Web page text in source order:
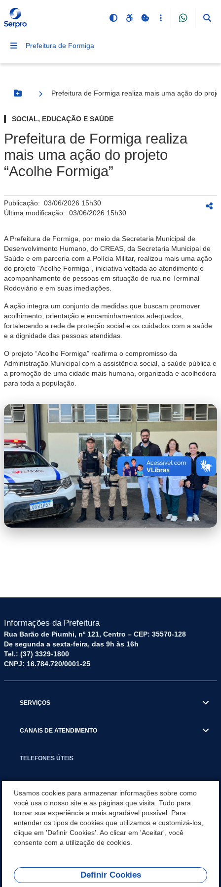
Prefeitura de Formiga
Botão Menu
Prefeitura de Formiga realiza mais uma ação do
SOCIAL, EDUCAÇÃO E SAÚDE
Prefeitura de Formiga realiza
mais uma ação do projeto
“Acolhe Formiga”
Publicação: 03/06/2026 15h30
Última modificação: 03/06/2026 15h30
A Prefeitura de Formiga, por meio da Secretaria Municipal de
Desenvolvimento Humano, do CREAS, da Secretaria Municipal de
Saúde e em parceria com a Polícia Militar, realizou mais uma ação
do projeto “Acolhe Formiga”, iniciativa voltada ao atendimento e
acompanhamento de pessoas em situação de rua no Terminal
Rodoviário e em suas imediações.
A ação integra um conjunto de medidas que buscam promover
acolhimento, orientação e encaminhamentos adequados,
fortalecendo a rede de proteção social e os cuidados com a saúde
e a dignidade das pessoas atendidas.
O projeto “Acolhe Formiga” reafirma o compromisso da
Administração Municipal com a assistência social, a saúde pública e
a promoção de uma cidade mais humana, organizada e acolhedora
para toda a população.
Informações da Prefeitura
Rua Barão de Piumhi, nº 121, Centro – CEP: 35570-128
De segunda a sexta-feira, das 9h às 16h
Tel.: (37) 3329-1800
CNPJ: 16.784.720/0001-25
SERVIÇOS
CANAIS DE ATENDIMENTO
TELEFONES ÚTEIS
NOTÍCIAS
APLICATIVO
REDES SOCIAIS
Usamos cookies para armazenar informações sobre como
você usa o nosso site e as páginas que visita. Tudo para
tornar sua experiência a mais agradável possível. Para
entender os tipos de cookies que utilizamos e customizá-los,
clique em 'Definir Cookies'. Ao clicar em 'Aceitar', você
consente com a utilização de cookies.
Definir Cookies